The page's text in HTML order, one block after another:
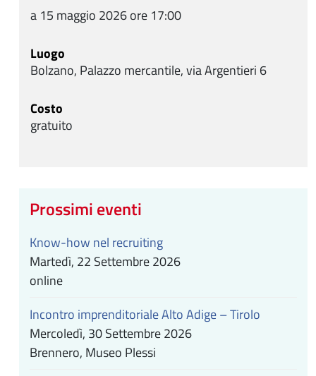
a 15 maggio 2026 ore 17:00
Luogo
Bolzano, Palazzo mercantile, via Argentieri 6
Costo
gratuito
Prossimi eventi
Know-how nel recruiting
Martedì, 22 Settembre 2026
online
Incontro imprenditoriale Alto Adige – Tirolo
Mercoledì, 30 Settembre 2026
Brennero, Museo Plessi